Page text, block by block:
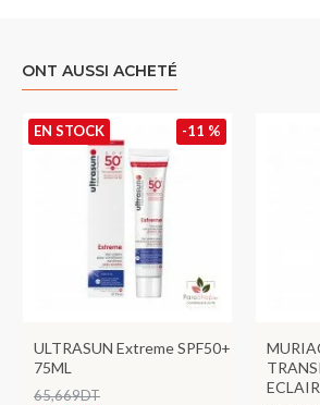
ONT AUSSI ACHETÉ
-11 %
EN STOCK
ULTRASUN Extreme SPF50+
75ML
65,669DT